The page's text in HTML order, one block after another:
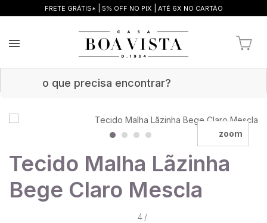
FRETE GRÁTIS* 5% OFF NO PIX ATÉ 6X NO CARTÃO
zoom
Tecido Malha Lãzinha
Bege Claro Mescla
4 /